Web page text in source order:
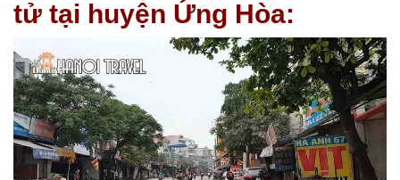
tử tại huyện Ứng Hòa: